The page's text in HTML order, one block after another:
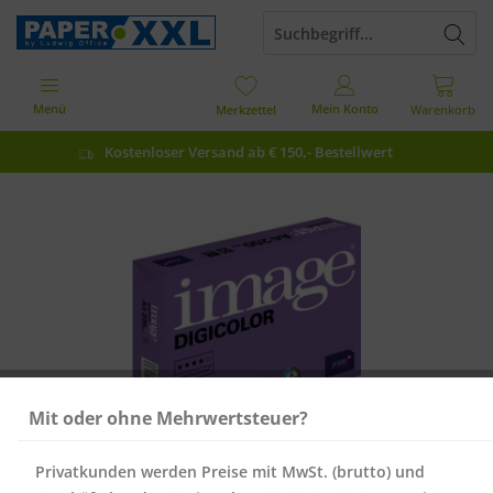
Kostenloser Versand ab € 150,- Bestellwert
Warenkorb
Merkzettel Mein Konto
Menü
Mit oder ohne Mehrwertsteuer?
Privatkunden werden Preise mit MwSt. (brutto) und